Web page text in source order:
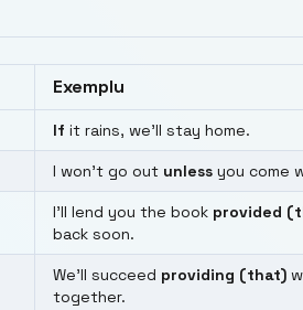
Exemplu
If it rains, we’ll stay home.
I won’t go out unless you come
I’ll lend you the book provided
back soon.
We’ll succeed providing (that)
together.